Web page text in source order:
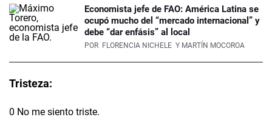
Economista jefe de FAO: América Latina se
ocupó mucho del “mercado internacional” y
debe “dar enfásis” al local
POR FLORENCIA NICHELE Y MARTÍN MOCOROA
Tristeza:
0 No me siento triste.